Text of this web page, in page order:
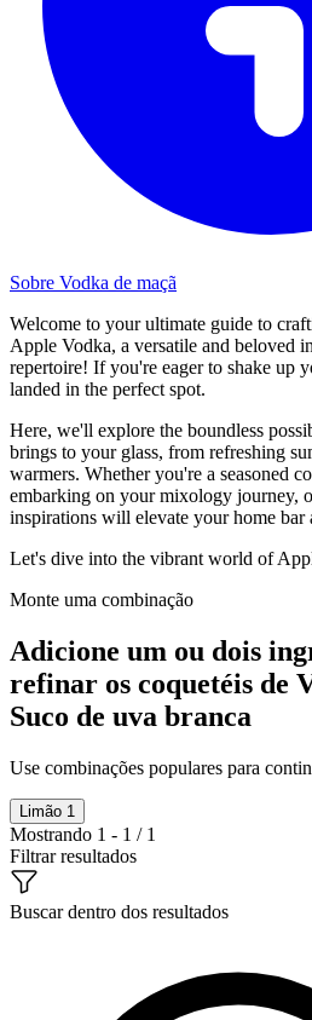
Sobre Vodka de maçã
Welcome to your ultimate guide to
Apple Vodka, a versatile and beloved
repertoire! If you're eager to shake up
landed in the perfect spot.
Here, we'll explore the boundless
brings to your glass, from refreshing
warmers. Whether you're a seasoned
embarking on your mixology journey,
inspirations will elevate your home bar
Let's dive into the vibrant world of
Monte uma combinação
Adicione um ou dois
refinar os coquetéis de
Suco de uva branca
Use combinações populares para
Limão 1
Mostrando 1 - 1 / 1
Filtrar resultados
Buscar dentro dos resultados